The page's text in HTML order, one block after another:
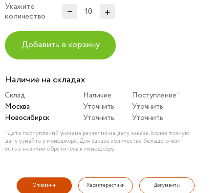
Укажите
количество
Добавить в корзину
Наличие на складах
Склад Наличие
Поступление*
Москва
Уточнить
Уточнить
Новосибирск
Уточнить Уточнить
*Дата поступлений указана расчетно на дату заказа. Более точную
дату узнайте у менеджера. Для заказа количества большего чем
есть в наличии обратитесь к менеджеру.
Описание Характеристики Документы